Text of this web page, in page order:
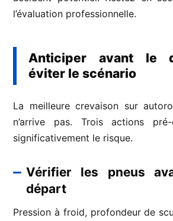
l’évaluation professionnelle.
Anticiper avant le
éviter le scénario
La meilleure crevaison sur
n’arrive pas. Trois actions
significativement le risque.
Vérifier les pneus
départ
Pression à froid, profondeur de